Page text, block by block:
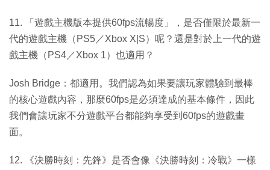
11. 「遊戲主機版本提供60fps流暢度」，是否僅限於最新一
代的遊戲主機（PS5／Xbox X|S）呢？還是對於上一代的遊
戲主機（PS4／Xbox 1）也適用？
Josh Bridge：都適用。我們認為如果要讓玩家體驗到最棒
的核心遊戲內容，那麼60fps是必須達成的基本條件，因此
我們會讓玩家不分遊戲平台都能夠享受到60fps的遊戲畫
面。
12. 《決勝時刻：先鋒》是否會像《決勝時刻：冷戰》一樣